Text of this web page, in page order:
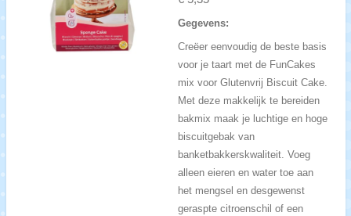
Gegevens:
Creëer eenvoudig de beste basis
voor je taart met de FunCakes
mix voor Glutenvrij Biscuit Cake.
Met deze makkelijk te bereiden
bakmix maak je luchtige en hoge
biscuitgebak van
banketbakkerskwaliteit. Voeg
alleen eieren en water toe aan
het mengsel en desgewenst
geraspte citroenschil of een